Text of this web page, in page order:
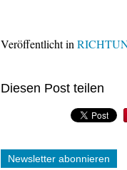
Veröffentlicht in
Diesen Post teilen
Newsletter abonnieren